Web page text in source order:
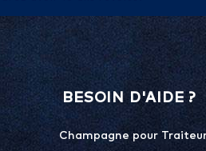
BESOIN D'AIDE ?
Champagne pour